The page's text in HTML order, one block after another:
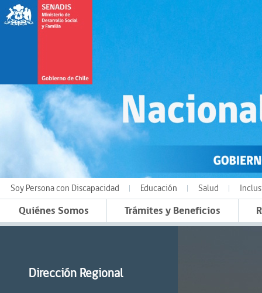
Soy Persona con Discapacidad Educación Salud
Quiénes Somos Trámites y Beneficios
Dirección Regional